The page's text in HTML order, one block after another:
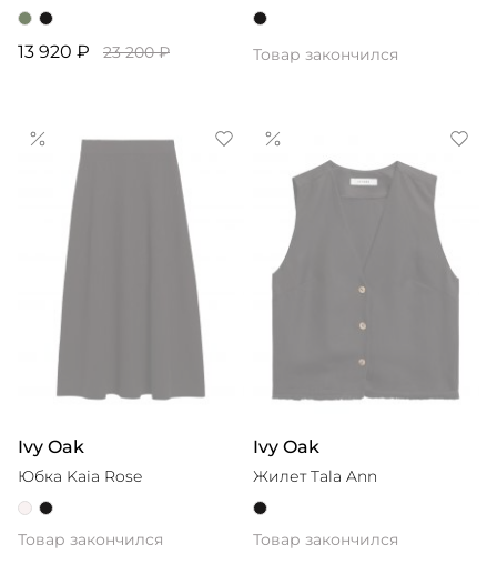
13 920 ₽ 23 200 ₽ Товар закончился
Ivy Oak
Юбка Kaia Rose
Товар закончился
Ivy Oak
Жилет Tala Ann
Товар закончился